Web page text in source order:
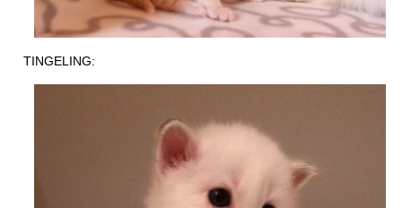
TINGELING: